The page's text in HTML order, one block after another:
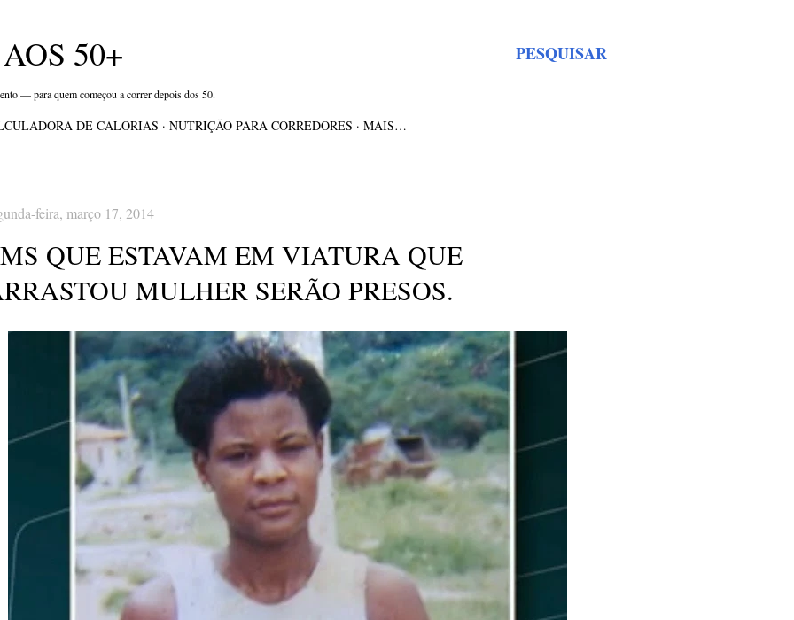
PESQUISAR
50+
— para quem começou a correr depois dos 50.
DE CALORIAS NUTRIÇÃO PARA CORREDORES MAIS…
feira, março 17, 2014
QUE ESTAVAM EM VIATURA QUE
MULHER SERÃO PRESOS.